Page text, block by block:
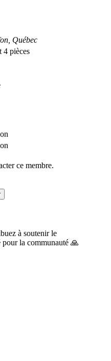
Québec
4 pièces
ce membre.
à soutenir le
pour la communauté 🙏